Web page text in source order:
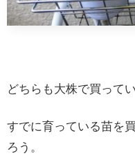
どちらも大株で買って
すでに育っている苗を
ろう。